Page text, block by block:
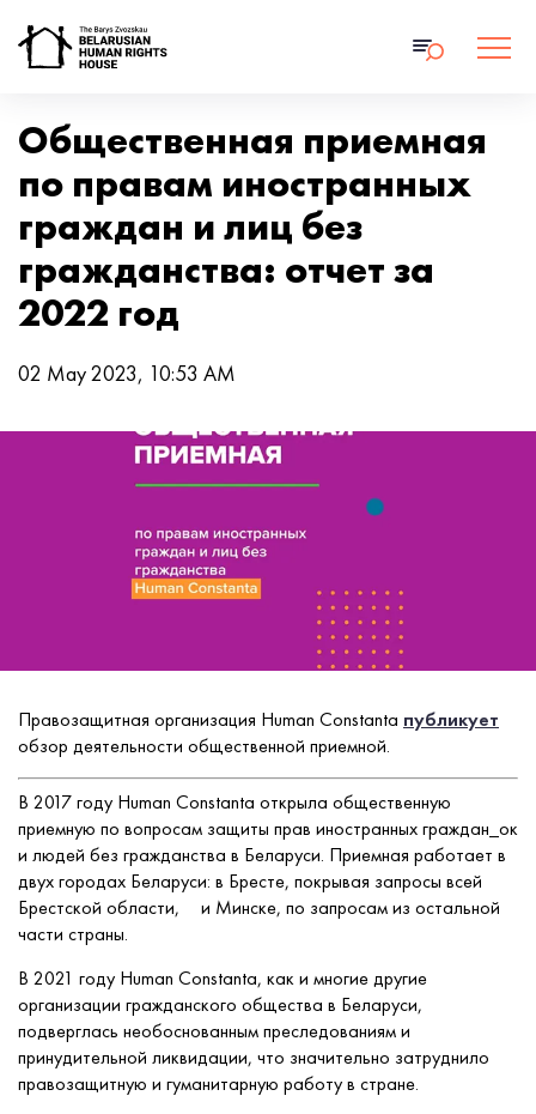
Общественная приемная
по правам иностранных
граждан и лиц без
гражданства: отчет за
2022 год
02 May 2023, 10:53 AM
Правозащитная организация Human Constanta публикует
обзор деятельности общественной приемной.
В 2017 году Human Constanta открыла общественную
приемную по вопросам защиты прав иностранных граждан_ок
и людей без гражданства в Беларуси. Приемная работает в
двух городах Беларуси: в Бресте, покрывая запросы всей
Брестской области, и Минске, по запросам из остальной
части страны.
В 2021 году Human Constanta, как и многие другие
организации гражданского общества в Беларуси,
подверглась необоснованным преследованиям и
принудительной ликвидации, что значительно затруднило
правозащитную и гуманитарную работу в стране.